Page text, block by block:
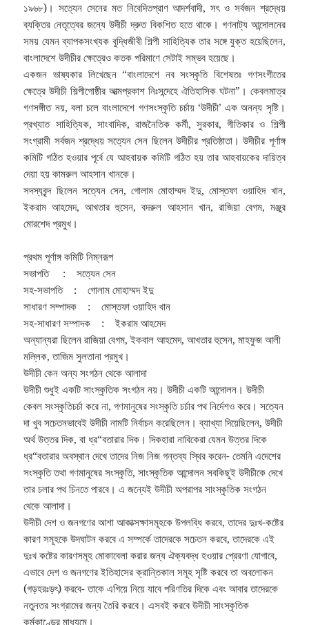
১৯৬৮)। সত্যেন সেনের মত নিবেদিতপ্রাণ আদর্শবাদী, সৎ ও সর্বজন শ্রদ্ধেয়
ব্যক্তির নেতৃত্বের জন্যে উদীচী দ্রুত বিকশিত হতে থাকে। গণনাট্য আন্দোলনের
সময় যেমন ব্যাপকসংখ্যক বুদ্ধিজীবী শিল্পী সাহিত্যিক তার সঙ্গে যুক্ত হয়েছিলেন,
বাংলাদেশে উদীচীর ক্ষেত্রেও কতক পরিমাণে সেটাই সম্ভব হয়েছে।
একজন ভাষ্যকার লিখেছেন “বাংলাদেশে নব সংস্কৃতি বিশেষতঃ গণসংগীতের
ক্ষেত্রে উদীচী শিল্পীগোষ্ঠীর আত্মপ্রকাশ নিঃসন্দেহে ঐতিহাসিক ঘটনা”। কেবলমাত্র
গণসঙ্গীত নয়, বলা চলে বাংলাদেশে গণসংস্কৃতি চর্চায় ‘উদীচী’ এক অনন্য সৃষ্টি।
প্রখ্যাত সাহিত্যিক, সাংবাদিক, রাজনৈতিক কর্মী, সুরকার, গীতিকার ও শিল্পী
সংগ্রামী সর্বজন শ্রদ্ধেয় সত্যেন সেন ছিলেন উদীচীর প্রতিষ্ঠাতা। উদীচীর পূর্ণাঙ্গ
কমিটি গঠিত হওয়ার পূর্বে যে আহবায়ক কমিটি গঠিত হয় তার আহবায়কের দায়িত্ব
দেয়া হয় কামরুল আহসান খানকে।
সদস্যবৃন্দ ছিলেন সত্যেন সেন, গোলাম মোহাম্মদ ইদু, মোস্তফা ওয়াহিদ খান,
ইকরাম আহমেদ, আখতার হুসেন, বদরুল আহসান খান, রাজিয়া বেগম, মঞ্জুর
মোরশেদ প্রমুখ।
প্রথম পূর্ণাঙ্গ কমিটি নিম্নরূপ
সভাপতি : সত্যেন সেন
সহ-সভাপতি : গোলাম মোহাম্মদ ইদু
সাধারণ সম্পাদক : মোস্তফা ওয়াহিদ খান
সহ-সাধারণ সম্পাদক : ইকরাম আহমেদ
অন্যান্যরা ছিলেন রাজিয়া বেগম, ইকবাল আহমেদ, আখতার হুসেন, মাহফুজ আলী
মল্লিক, তাজিম সুলতানা প্রমুখ।
উদীচী কেন অন্য সংগঠন থেকে আলাদা
উদীচী শুধুই একটি সাংস্কৃতিক সংগঠন নয়। উদীচী একটি আন্দোলন। উদীচী
কেবল সংস্কৃতিচর্চা করে না, গণমানুষের সংস্কৃতি চর্চার পথ নির্দেশও করে। সত্যেন
দা খুব সচেতনভাবেই উদীচী নামটি নির্বাচন করেছিলেন। ব্যাখ্যা দিয়েছিলেন, উদীচী
অর্থ উত্তর দিক, বা ধ্র“বতারার দিক। দিকহারা নাবিকেরা যেমন উত্তর দিকে
ধ্র“বতারার অবস্থান দেখে তাদের নিজ নিজ গন্তব্য স্থির করেন- তেমনি এদেশের
সংস্কৃতি তথা গণমানুষের সংস্কৃতি, সাংস্কৃতিক আন্দোলন সবকিছুই উদীচীকে দেখে
তার চলার পথ চিনতে পারবে। এ জন্যেই উদীচী অপরাপর সাংস্কৃতিক সংগঠন
থেকে আলাদা।
উদীচী দেশ ও জনগণের আশা আকাক্সক্ষাসমূহকে উপলব্ধি করবে, তাদের দুঃখ-কষ্টের
কারণ সমূহকে উদঘাটন করবে এ সম্পর্কে তাদেরকে সচেতন করবে, তাদেরকে এই
দুঃখ কষ্টের কারণসমূহ মোকাবেলা করার জন্য ঐক্যবদ্ধ হওয়ার প্রেরণা যোগাবে,
এভাবে দেশ ও জনগণের ইতিহাসের ক্রান্তিকাল সমূহ সৃষ্টি করবে তা অবলোকন
(গড়হরঃড়ৎ) করবে- তাকে এগিয়ে নিয়ে যাবে পরিণতির দিকে এবং আবার তাদেরকে
নতুনতর সংগ্রামের জন্য তৈরি করবে। এসবই করবে উদীচী সাংস্কৃতিক
কর্মকাণ্ডের মাধ্যমে।